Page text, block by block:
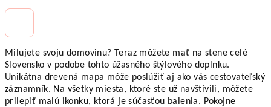
Milujete svoju domovinu? Teraz môžete mať na stene celé
Slovensko v podobe tohto úžasného štýlového doplnku.
Unikátna drevená mapa môže poslúžiť aj ako vás cestovateľský
záznamník. Na všetky miesta, ktoré ste už navštívili, môžete
prilepiť malú ikonku, ktorá je súčasťou balenia. Pokojne
A
R
M